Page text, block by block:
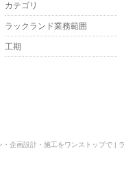
カテゴリ
ラックランド業務範囲
工期
企画設計・施工をワンストップで |